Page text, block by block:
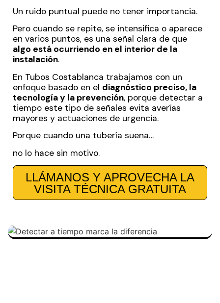
Un ruido puntual puede no tener importancia.
Pero cuando se repite, se intensifica o aparece
en varios puntos, es una señal clara de que
algo está ocurriendo en el interior de la
instalación.
En Tubos Costablanca trabajamos con un
enfoque basado en el diagnóstico preciso, la
tecnología y la prevención, porque detectar a
tiempo este tipo de señales evita averías
mayores y actuaciones de urgencia.
Porque cuando una tubería suena…
no lo hace sin motivo.
LLÁMANOS Y APROVECHA LA
VISITA TÉCNICA GRATUITA